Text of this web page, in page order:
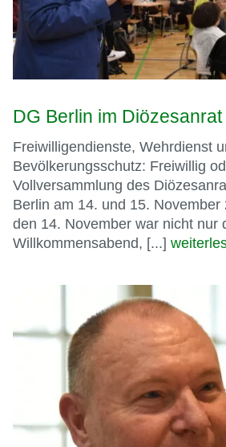
DG Berlin im
Freiwilligendienste, Wehrdienst
Bevölkerungsschutz: Freiwillig
Vollversammlung des
Berlin am 14. und 15. November
den 14. November war nicht nur
Willkommensabend, [...]